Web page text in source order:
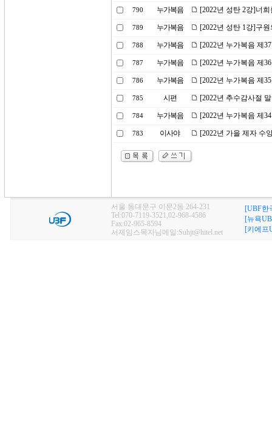
790 누가복음 [2022년 성탄 2강]너
789 누가복음 [2022년 성탄 1강]구
788 누가복음 [2022년 누가복음 제
787 누가복음 [2022년 누가복음 제
786 누가복음 [2022년 누가복음 제
785 시편 [2022년 추수감사절
784 누가복음 [2022년 누가복음 제
783 이사야 [2022년 가을 제자 수
서울 동대문구 이문2동 264-231
Tel:070-7119-3521,02-968-4586
Fax:02-965-8594
서제임스목자님메일:Suhjt@hitel.net
[UBF한
[뉴욕
[키에프